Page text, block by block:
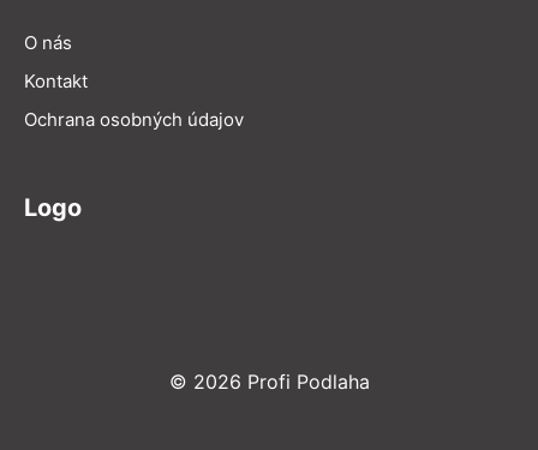
O nás
Kontakt
Ochrana osobných údajov
Logo
© 2026 Profi Podlaha